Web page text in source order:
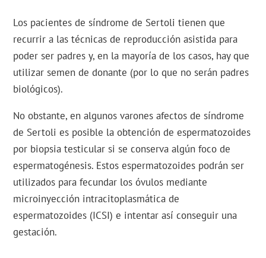
Los pacientes de síndrome de Sertoli tienen que
recurrir a las técnicas de reproducción asistida para
poder ser padres y, en la mayoría de los casos, hay que
utilizar semen de donante (por lo que no serán padres
biológicos).
No obstante, en algunos varones afectos de síndrome
de Sertoli es posible la obtención de espermatozoides
por biopsia testicular si se conserva algún foco de
espermatogénesis. Estos espermatozoides podrán ser
utilizados para fecundar los óvulos mediante
microinyección intracitoplasmática de
espermatozoides (ICSI) e intentar así conseguir una
gestación.